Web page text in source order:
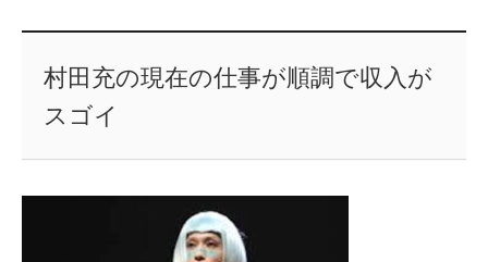
村田充の現在の仕事が順調で収入が
スゴイ